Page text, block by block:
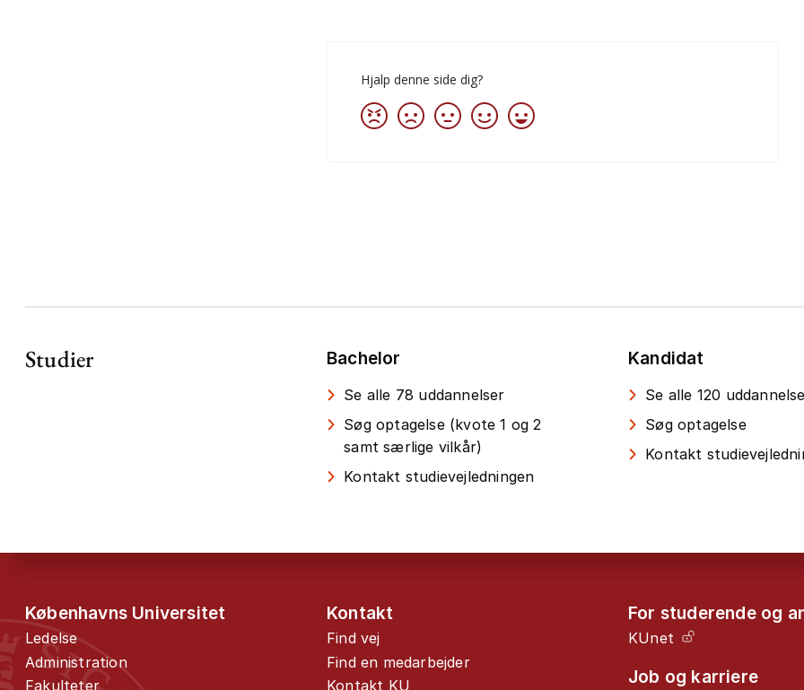
Studier Bachelor
Se alle 78 uddannelser
Søg optagelse (kvote 1 og 2
samt særlige vilkår)
Kontakt studievejledningen
Kandidat
Se alle 120
Søg optagelse
Kontakt
Københavns Universitet
Ledelse
Administration
Fakulteter
Kontakt
Find vej
Find en medarbejder
Kontakt KU
For studerende og
KUnet
Job og karriere